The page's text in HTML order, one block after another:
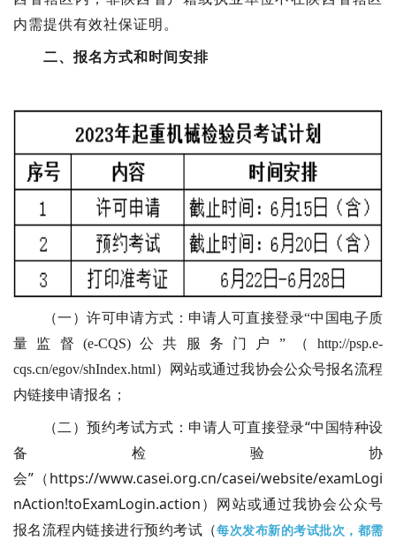
内需提供有效社保证明。
二、报名方式和时间安排
（一）许可申请方式：申请人可直接登录“中国电子质
量监督(e-CQS)公共服务门户”（http://psp.e-
cqs.cn/egov/shIndex.html）网站或通过我协会公众号报名流程
内链接申请报名；
（二）预约考试方式：申请人可直接登录“中国特种设
备检验协
会”（https://www.casei.org.cn/casei/website/examLogi
nAction!toExamLogin.action）网站或通过我协会公众号
报名流程内链接进行预约考试（每次发布新的考试批次，都需